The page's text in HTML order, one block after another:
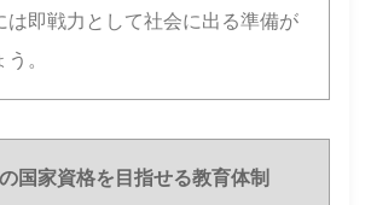
は即戦力として社会に出る準備が
。
国家資格を目指せる教育体制